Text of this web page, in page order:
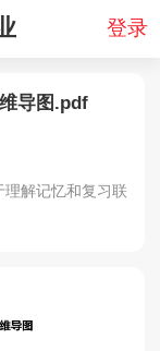
登录
导图.pdf
解记忆和复习联